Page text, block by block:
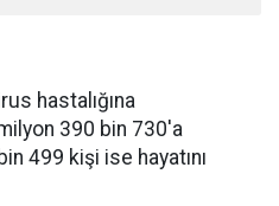
hastalığına
390 bin 730'a
499 kişi ise hayatını